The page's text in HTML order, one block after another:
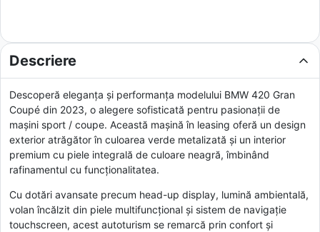
Descriere
Descoperă eleganța și performanța modelului BMW 420 Gran
Coupé din 2023, o alegere sofisticată pentru pasionații de
mașini sport / coupe. Această mașină în leasing oferă un design
exterior atrăgător în culoarea verde metalizată și un interior
premium cu piele integrală de culoare neagră, îmbinând
rafinamentul cu funcționalitatea.
Cu dotări avansate precum head-up display, lumină ambientală,
volan încălzit din piele multifuncțional și sistem de navigație
touchscreen, acest autoturism se remarcă prin confort și